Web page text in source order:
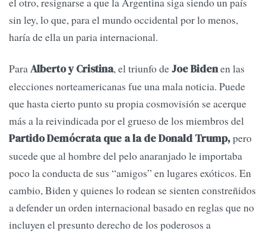
sin ley, lo que, para el mundo occidental por lo menos,
haría de ella un paria internacional.
ParaAlberto y Cristina, el triunfo deJoe Bidenen las
elecciones norteamericanas fue una mala noticia. Puede
que hasta cierto punto su propia cosmovisión se acerque
más a la reivindicada por el grueso de los miembros del
Partido Demócrata que a la de Donald Trump,pero
sucede que al hombre del pelo anaranjado le importaba
poco la conducta de sus “amigos” en lugares exóticos. En
cambio, Biden y quienes lo rodean se sienten constreñidos
a defender un orden internacional basado en reglas que no
incluyen el presunto derecho de los poderosos a